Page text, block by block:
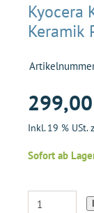
Kyocera
Keramik
Inkl. 19 % USt.
Sofort ab